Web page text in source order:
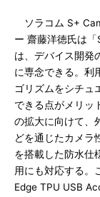
ソラコム S+
ー 齋藤洋徳氏は
は、デバイス開発
に専念できる。利
ゴリズムをシチュ
できる点がメリッ
の拡大に向けて、
どを通じたカメラ
を搭載した防水仕
用にも対応する。
Edge TPU USB